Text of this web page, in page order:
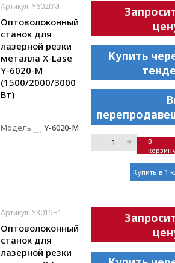
Артикул: Y6020M
Оптоволоконный
станок для
лазерной резки
металла X-Lase
Y-6020-M
(1500/2000/3000
Вт)
Модель Y-6020-M
Купить
– +
В
Купить в 1
Артикул: Y3015H1
Оптоволоконный
станок для
лазерной резки